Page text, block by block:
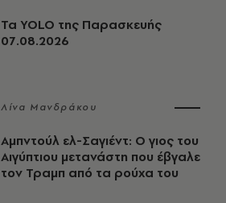
Τα YOLO της Παρασκευής
07.08.2026
Λίνα Μανδράκου
Αμπντούλ ελ-Σαγιέντ: Ο γιος του
Αιγύπτιου μετανάστη που έβγαλε
τον Τραμπ από τα ρούχα του